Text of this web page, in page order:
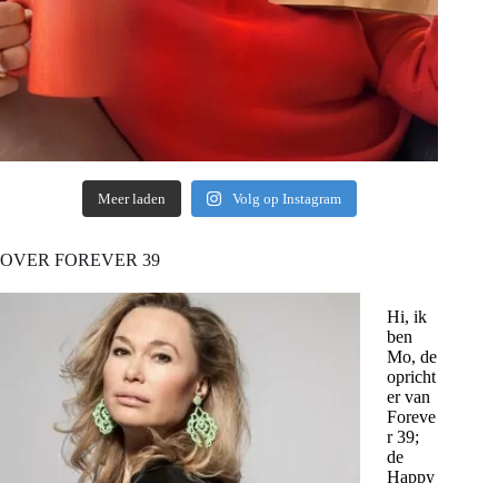
Meer laden Volg op Instagram
OVER FOREVER 39
Hi, ik
ben
Mo, de
opricht
er van
Foreve
r 39;
de
Happy